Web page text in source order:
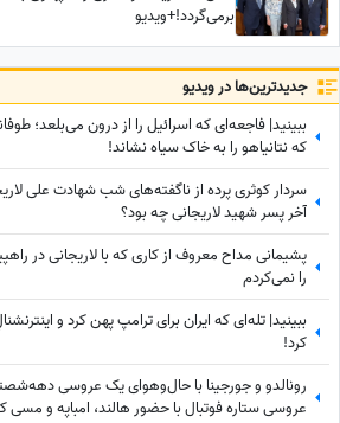
برمی‌گردد!+ویدیو
جدید‌ترین‌ها در ویدیو
ببینید| فاجعه‌ای که اسرائیل را از درون می‌بلعد؛
که نتانیاهو را به خاک سیاه نشاند!
سردار کوثری پرده از ناگفته‌های شب شهادت علی
آخر پسر شهید لاریجانی چه بود؟
پشیمانی مداح معروف از کاری که با لاریجانی در
را نمی‌کردم
ببینید| تله‌ای که ایران برای ترامپ پهن کرد و
کرد!
رونالدو و جورجینا با حال‌وهوای یک عروسی
عروسی ستاره فوتبال با حضور هالند، امباپه و مسی